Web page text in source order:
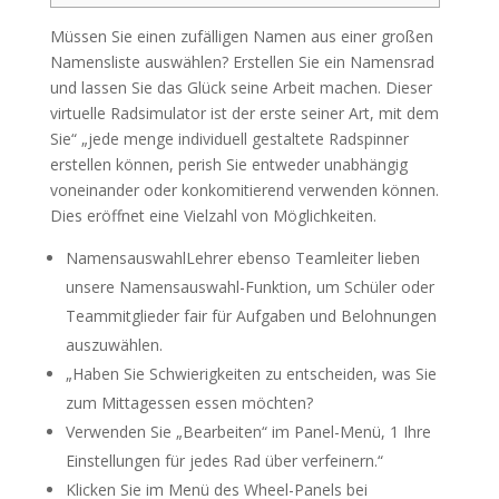
Müssen Sie einen zufälligen Namen aus einer großen
Namensliste auswählen? Erstellen Sie ein Namensrad
und lassen Sie das Glück seine Arbeit machen. Dieser
virtuelle Radsimulator ist der erste seiner Art, mit dem
Sie“ „jede menge individuell gestaltete Radspinner
erstellen können, perish Sie entweder unabhängig
voneinander oder konkomitierend verwenden können.
Dies eröffnet eine Vielzahl von Möglichkeiten.
NamensauswahlLehrer ebenso Teamleiter lieben
unsere Namensauswahl-Funktion, um Schüler oder
Teammitglieder fair für Aufgaben und Belohnungen
auszuwählen.
„Haben Sie Schwierigkeiten zu entscheiden, was Sie
zum Mittagessen essen möchten?
Verwenden Sie „Bearbeiten“ im Panel-Menü, 1 Ihre
Einstellungen für jedes Rad über verfeinern.“
Klicken Sie im Menü des Wheel-Panels bei